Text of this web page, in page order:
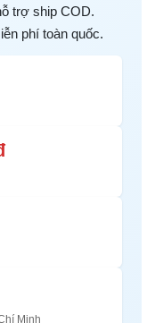
trợ ship COD.
phí toàn quốc.
Minh